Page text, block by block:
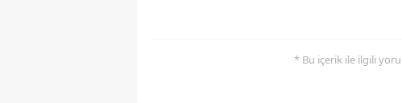
* Bu içerik ile ilgili